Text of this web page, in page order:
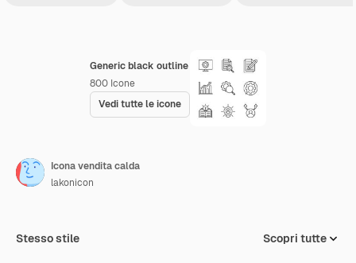
Generic black outline
800 Icone
Vedi tutte le icone
Icona vendita calda
lakonicon
Stesso stile Scopri tutte